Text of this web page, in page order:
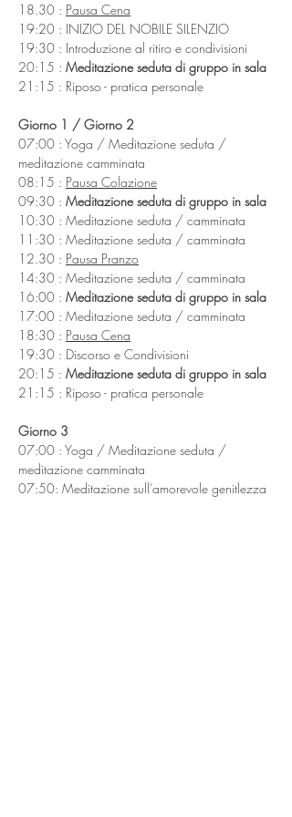
18.30 : Pausa Cena
19:20 : INIZIO DEL NOBILE SILENZIO
19:30 : Introduzione al ritiro e condivisioni
20:15 : Meditazione seduta di gruppo in sala
21:15 : Riposo - pratica personale
Giorno 1 / Giorno 2
07:00 : Yoga / Meditazione seduta /
meditazione camminata
08:15 : Pausa Colazione
09:30 : Meditazione seduta di gruppo in sala
10:30 : Meditazione seduta / camminata
11:30 : Meditazione seduta / camminata
12.30 : Pausa Pranzo
14:30 : Meditazione seduta / camminata
16:00 : Meditazione seduta di gruppo in sala
17:00 : Meditazione seduta / camminata
18:30 : Pausa Cena
19:30 : Discorso e Condivisioni
20:15 : Meditazione seduta di gruppo in sala
21:15 : Riposo - pratica personale
Giorno 3
07:00 : Yoga / Meditazione seduta /
meditazione camminata
07:50: Meditazione sull’amorevole genitlezza